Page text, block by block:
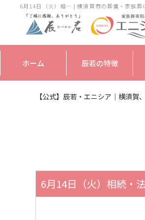
6月14日（火）相… | 横須賀市の葬儀・家族葬
ホーム 辰若の特徴
【公式】辰若・エニシア｜横須
6月14日（火）相続・